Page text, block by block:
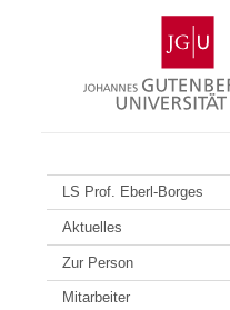
Gutenberg-
Universität
Mainz
LS Prof. Eberl-Borges
Aktuelles
Zur Person
Mitarbeiter